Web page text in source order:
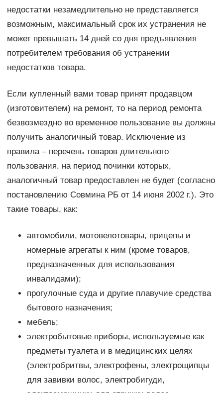
недостатки незамедлительно не представляется
возможным, максимальный срок их устранения не
может превышать 14 дней со дня предъявления
потребителем требования об устранении
недостатков товара.
Если купленный вами товар принят продавцом
(изготовителем) на ремонт, то на период ремонта
безвозмездно во временное пользование вы должны
получить аналогичный товар. Исключение из
правила – перечень товаров длительного
пользования, на период починки которых,
аналогичный товар предоставлен не будет (согласно
постановлению Совмина РБ от 14 июня 2002 г.). Это
такие товары, как:
автомобили, мотовелотовары, прицепы и
номерные агрегаты к ним (кроме товаров,
предназначенных для использования
инвалидами);
прогулочные суда и другие плавучие средства
бытового назначения;
мебель;
электробытовые приборы, используемые как
предметы туалета и в медицинских целях
(электробритвы, электрофены, электрощипцы
для завивки волос, электробигуди,